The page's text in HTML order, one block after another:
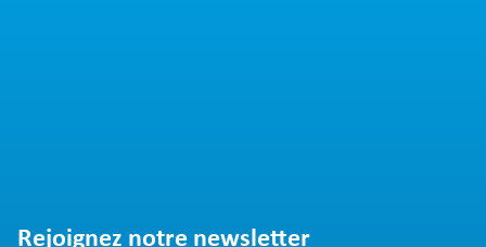
Rejoignez notre newsletter